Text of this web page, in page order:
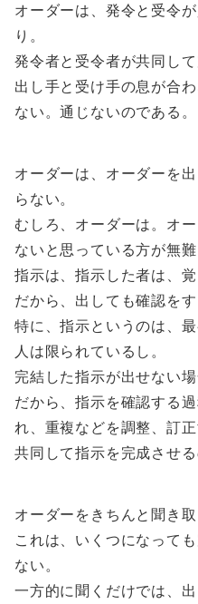
オーダーは、発令と受令
り。
発令者と受令者が共同し
出し手と受け手の息が合
ない。通じないのである。
オーダーは、オーダーを
らない。
むしろ、オーダーは。オ
ないと思っている方が無難
指示は、指示した者は、覚
だから、出しても確認をす
特に、指示というのは、
人は限られているし。
完結した指示が出せない場
だから、指示を確認する
れ、重複などを調整、訂
共同して指示を完成させる
オーダーをきちんと聞き
これは、いくつになって
ない。
一方的に聞くだけでは、